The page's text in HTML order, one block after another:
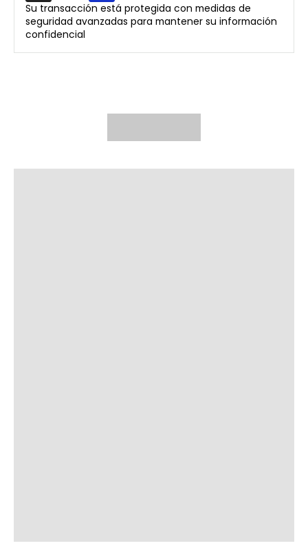
Su transacción está protegida con medidas de
seguridad avanzadas para mantener su información
confidencial